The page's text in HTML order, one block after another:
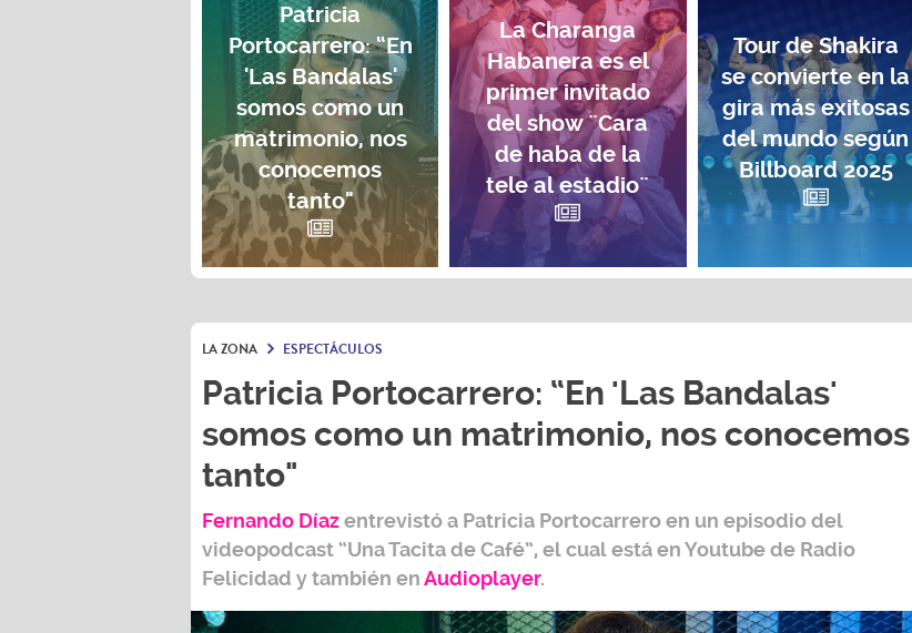
Patricia
Portocarrero: “En
'Las Bandalas'
somos como un
matrimonio, nos
conocemos
tanto"
La Charanga
Habanera es el
primer invitado
del show ¨Cara
de haba de la
tele al estadio¨
Tour de Shakira
se convierte en la
gira más exitosas
del mundo según
Billboard 2025
LA ZONA ESPECTÁCULOS
Patricia Portocarrero: “En 'Las Bandalas'
somos como un matrimonio, nos conocemos
tanto"
videopodcast“Una Tacita de Café”,el cual está en Youtube deRadio
Felicidady también enAudioplayer .